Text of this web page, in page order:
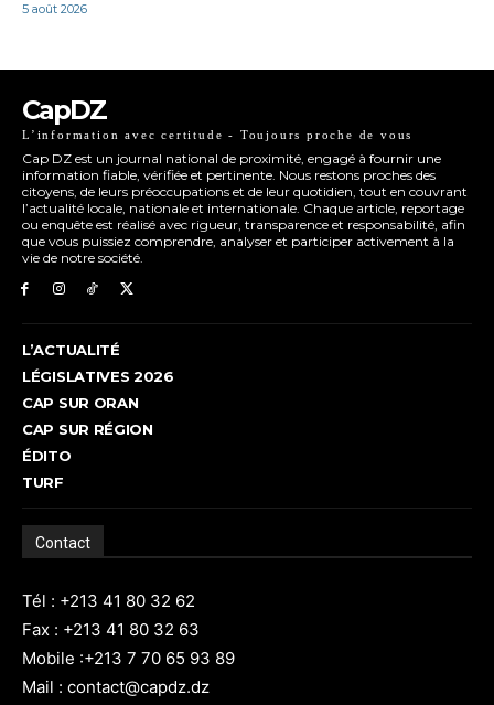
5 août 2026
CapDZ
L’information avec certitude - Toujours proche de vous
Cap DZ est un journal national de proximité, engagé à fournir une
information fiable, vérifiée et pertinente. Nous restons proches des
citoyens, de leurs préoccupations et de leur quotidien, tout en couvrant
l’actualité locale, nationale et internationale. Chaque article, reportage
ou enquête est réalisé avec rigueur, transparence et responsabilité, afin
que vous puissiez comprendre, analyser et participer activement à la
vie de notre société.
L’ACTUALITÉ
LÉGISLATIVES 2026
CAP SUR ORAN
CAP SUR RÉGION
ÉDITO
TURF
Contact
Tél : +213 41 80 32 62
Fax : +213 41 80 32 63
Mobile :+213 7 70 65 93 89
Mail : contact@capdz.dz